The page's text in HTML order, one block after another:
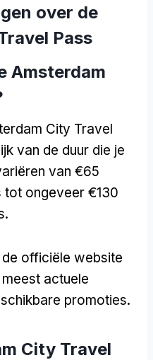
over de
Pass
Amsterdam
City Travel
van de duur die je
van €65
tot ongeveer €130
officiële website
actuele
promoties.
City Travel